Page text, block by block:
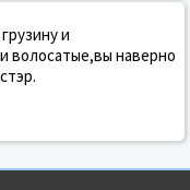
и
волосатые,вы наверно